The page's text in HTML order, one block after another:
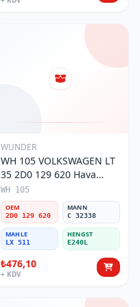
WUNDER
WH 105 VOLKSWAGEN LT
35 2D0 129 620 Hava
Filtresi
WH 105
OEM
2D0 129 620
MANN
C 32338
MAHLE
LX 511
HENGST
E240L
₺476,10
+ KDV